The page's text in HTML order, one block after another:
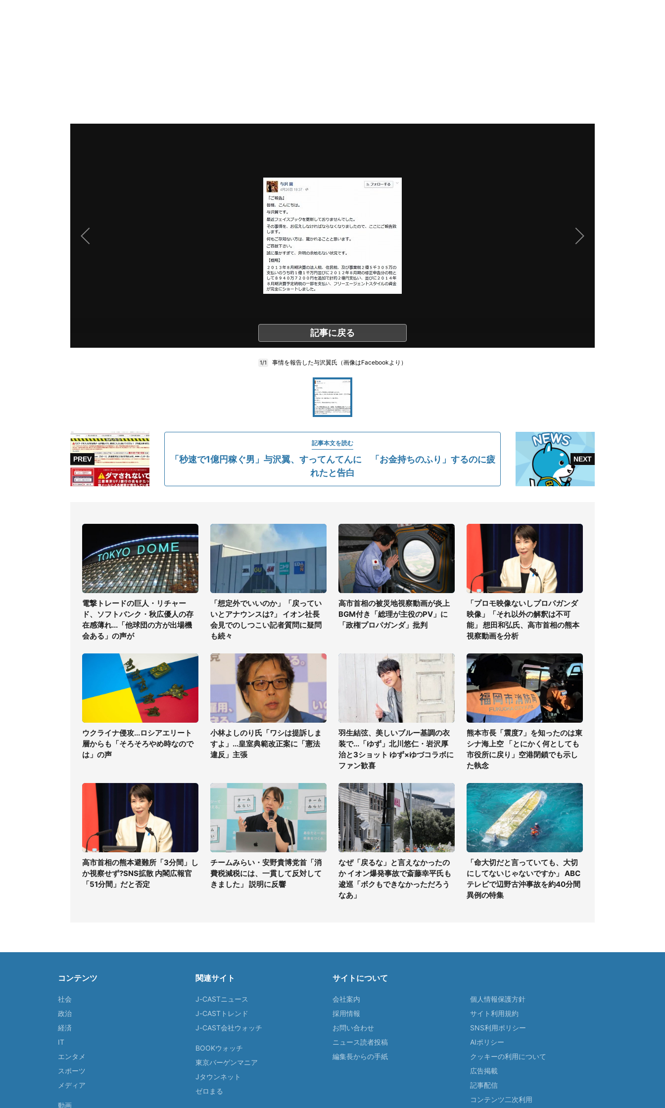
記事に戻る
1/1 事情を報告した与沢翼氏（画像はFacebookより）
記事本文を読む
「秒速で1億円稼ぐ男」与沢翼、すってんてんに 「お金持ちのふり」するのに疲
れたと告白
電撃トレードの巨人・リチャー
ド、ソフトバンク・秋広優人の存
在感薄れ...「他球団の方が出場機
会ある」の声が
「想定外でいいのか」「戻ってい
いとアナウンスは?」 イオン社長
会見でのしつこい記者質問に疑問
も続々
高市首相の被災地視察動画が炎上
BGM付き「総理が主役のPV」に
「政権プロパガンダ」批判
「プロモ映像ないしプロパガンダ
映像」「それ以外の解釈は不可
能」 想田和弘氏、高市首相の熊本
視察動画を分析
ウクライナ侵攻...ロシアエリート
層からも「そろそろやめ時なので
は」の声
小林よしのり氏「ワシは提訴しま
すよ」...皇室典範改正案に「憲法
違反」主張
羽生結弦、美しいブルー基調の衣
装で...「ゆず」北川悠仁・岩沢厚
治と3ショット ゆず×ゆづコラボに
ファン歓喜
熊本市長「震度7」を知ったのは東
シナ海上空 「とにかく何としても
市役所に戻り」空港閉鎖でも示し
た執念
高市首相の熊本避難所「3分間」し
か視察せず?SNS拡散 内閣広報官
「51分間」だと否定
チームみらい・安野貴博党首「消
費税減税には、一貫して反対して
きました」 説明に反響
なぜ「戻るな」と言えなかったの
か イオン爆発事故で斎藤幸平氏も
逡巡「ボクもできなかっただろう
なあ」
「命大切だと言っていても、大切
にしてないじゃないですか」 ABC
テレビで辺野古沖事故を約40分間
異例の特集
コンテンツ
社会
政治
経済
IT
エンタメ
スポーツ
メディア
動画
関連サイト
J-CASTニュース
J-CASTトレンド
J-CAST会社ウォッチ
BOOKウォッチ
東京バーゲンマニア
Jタウンネット
ゼロまる
サイトについて
会社案内
採用情報
お問い合わせ
ニュース読者投稿
編集長からの手紙
個人情報保護方針
サイト利用規約
SNS利用ポリシー
AIポリシー
クッキーの利用について
広告掲載
記事配信
コンテンツ二次利用